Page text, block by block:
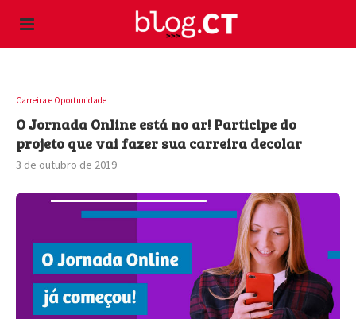
Carreira e Oportunidade
O Jornada Online está no ar! Participe do
projeto que vai fazer sua carreira decolar
3 de outubro de 2019